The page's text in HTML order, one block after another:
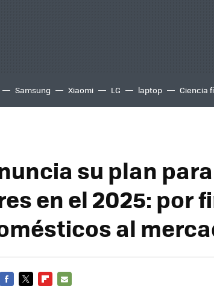
Samsung Xiaomi LG laptop Ciencia
su plan
en el 2025: por
al